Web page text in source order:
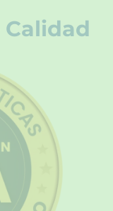
Calidad